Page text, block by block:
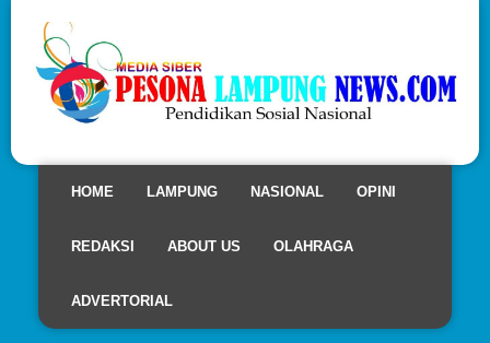
HOME LAMPUNG NASIONAL OPINI
REDAKSI ABOUT US OLAHRAGA
ADVERTORIAL